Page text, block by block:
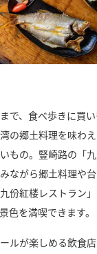
で、食べ歩きに買
の郷土料理を味わ
もの。豎崎路の「
ながら郷土料理や台
份紅楼レストラン
色を満喫できます。
ルが楽しめる飲食